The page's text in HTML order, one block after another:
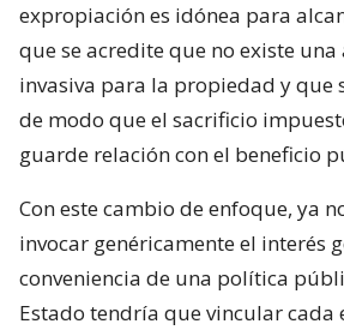
expropiación es idónea para
que se acredite que no existe
invasiva para la propiedad y que
de modo que el sacrificio
guarde relación con el beneficio
Con este cambio de enfoque, ya
invocar genéricamente el interés
conveniencia de una política
Estado tendría que vincular cada